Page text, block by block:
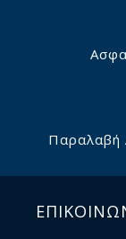
Παραλαβή